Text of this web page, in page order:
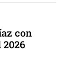
con